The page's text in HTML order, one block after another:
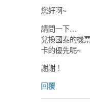
您好啊~
請問一下…
兌換國泰的機
卡的優先呢~
謝謝！
回覆